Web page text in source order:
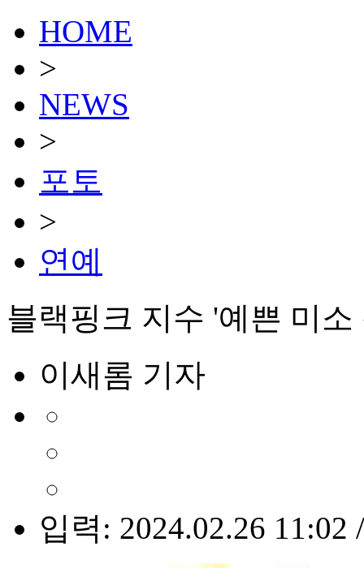
HOME
>
NEWS
>
포토
>
연예
블랙핑크 지수 '예쁜 미
이새롬 기자
입력: 2024.02.26 11:02